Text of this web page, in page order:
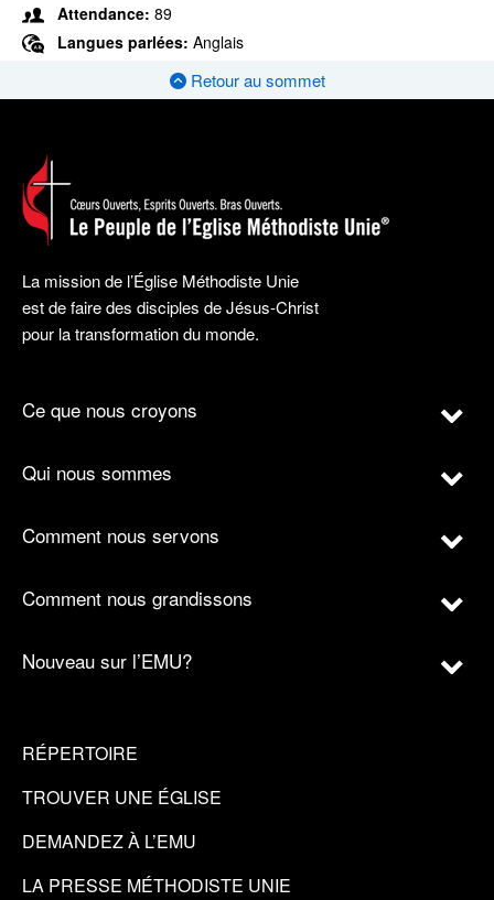
Attendance: 89
Langues parlées: Anglais
Retour au sommet
La mission de l’Église Méthodiste Unie
est de faire des disciples de Jésus-Christ
pour la transformation du monde.
Ce que nous croyons
Qui nous sommes
Comment nous servons
Comment nous grandissons
Nouveau sur l’EMU?
RÉPERTOIRE
TROUVER UNE ÉGLISE
DEMANDEZ À L’EMU
LA PRESSE MÉTHODISTE UNIE